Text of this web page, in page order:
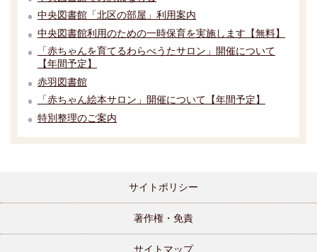
中央図書館「北区の部屋」利用案内
中央図書館利用のための一時保育を実施します【無料】
「赤ちゃんを育てるわらべうたサロン」開催について
【年間予定】
赤羽図書館
「赤ちゃん絵本サロン」開催について【年間予定】
特別整理のご案内
サイトポリシー
著作権・免責
サイトマップ